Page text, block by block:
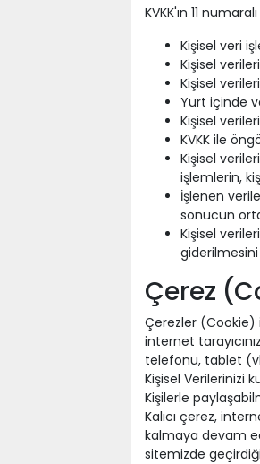
KVKK'ın 11
Kişisel veri
Kişisel
Kişisel
Yurt içinde
Kişisel
KVKK ile
Kişisel
işlemlerin,
İşlenen
sonucun
Kişisel
Çerez
Çerezler (Cookie)
internet
telefonu, tablet
Kişisel Verilerinizi
Kişilerle
Kalıcı çerez,
kalmaya devam
sitemizde